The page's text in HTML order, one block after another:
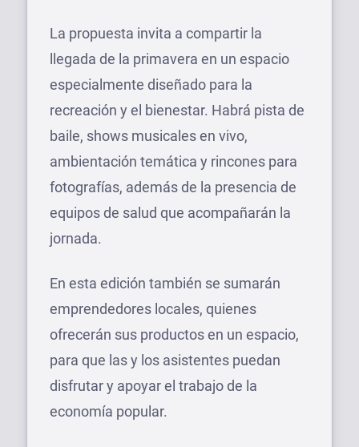
La propuesta invita a compartir la
llegada de la primavera en un espacio
especialmente diseñado para la
recreación y el bienestar. Habrá pista de
baile, shows musicales en vivo,
ambientación temática y rincones para
fotografías, además de la presencia de
equipos de salud que acompañarán la
jornada.
En esta edición también se sumarán
emprendedores locales, quienes
ofrecerán sus productos en un espacio,
para que las y los asistentes puedan
disfrutar y apoyar el trabajo de la
economía popular.